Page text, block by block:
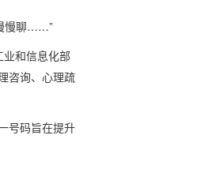
慢聊……”
和信息化部
咨询、心理疏
号码旨在提升